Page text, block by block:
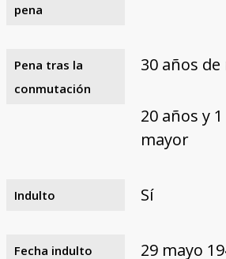
pena
Pena tras la
conmutación
30 años
20 años y
mayor
Indulto Sí
Fecha indulto 29 mayo